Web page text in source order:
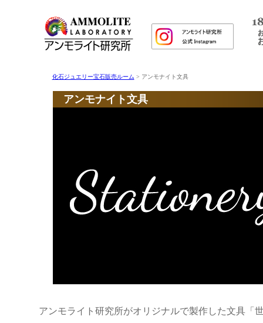
化石ジュエリー宝石販売ルーム > アンモナイト文具
アンモナイト文具
アンモライト研究所がオリジナルで製作した文具「